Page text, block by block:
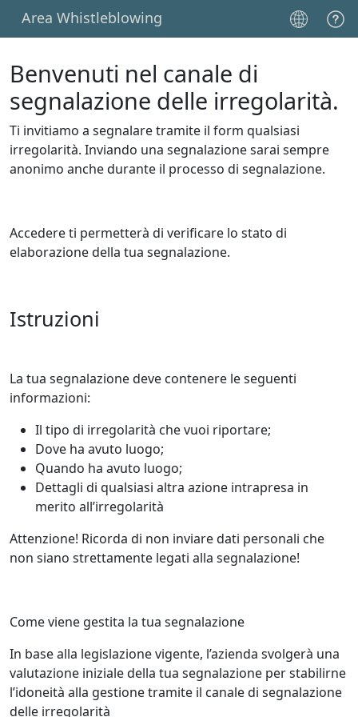
Area Whistleblowing
Benvenuti nel canale di
segnalazione delle irregolarità.
Ti invitiamo a segnalare tramite il form qualsiasi
irregolarità. Inviando una segnalazione sarai sempre
anonimo anche durante il processo di segnalazione.
Accedere ti permetterà di verificare lo stato di
elaborazione della tua segnalazione.
Istruzioni
La tua segnalazione deve contenere le seguenti
informazioni:
Il tipo di irregolarità che vuoi riportare;
Dove ha avuto luogo;
Quando ha avuto luogo;
Dettagli di qualsiasi altra azione intrapresa in
merito all’irregolarità
Attenzione! Ricorda di non inviare dati personali che
non siano strettamente legati alla segnalazione!
Come viene gestita la tua segnalazione
In base alla legislazione vigente, l’azienda svolgerà una
valutazione iniziale della tua segnalazione per stabilirne
l’idoneità alla gestione tramite il canale di segnalazione
delle irregolarità